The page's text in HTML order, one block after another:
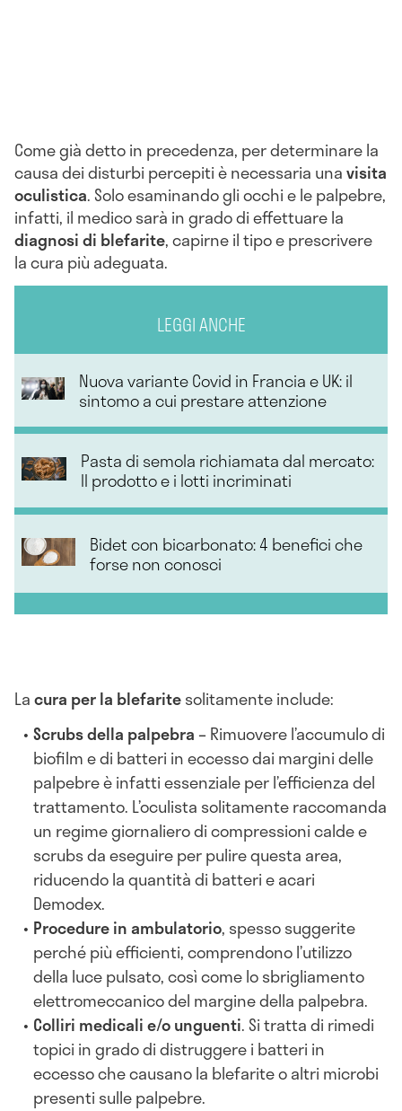
Come già detto in precedenza, per determinare la
causa dei disturbi percepiti è necessaria unavisita
oculistica. Solo esaminando gli occhi e le palpebre,
infatti, il medico sarà in grado di effettuare la
diagnosi di blefarite, capirne il tipo e prescrivere
la cura più adeguata.
LEGGI ANCHE
Nuova variante Covid in Francia e UK: il
sintomo a cui prestare attenzione
Pasta di semola richiamata dal mercato:
Il prodotto e i lotti incriminati
Bidet con bicarbonato: 4 benefici che
forse non conosci
Lacura per la blefaritesolitamente include:
Scrubs della palpebra – Rimuovere l’accumulo di
biofilm e di batteri in eccesso dai margini delle
palpebre è infatti essenziale per l’efficienza del
trattamento. L’oculista solitamente raccomanda
un regime giornaliero di compressioni calde e
scrubs da eseguire per pulire questa area,
riducendo la quantità di batteri e acari
Demodex.
Procedure in ambulatorio, spesso suggerite
perché più efficienti, comprendono l’utilizzo
della luce pulsato, così come lo sbrigliamento
elettromeccanico del margine della palpebra.
Colliri medicali e/o unguenti. Si tratta di rimedi
topici in grado di distruggere i batteri in
eccesso che causano la blefarite o altri microbi
presenti sulle palpebre.